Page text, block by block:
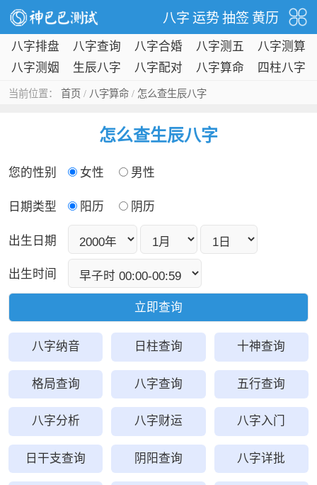
八字 运势 抽签 黄历
八字排盘 八字查询 八字合婚
八字测五
行
八字测算
八字测姻
生辰八字 八字配对 八字算命 四柱八字
当前位置： 首页 / 八字算命/ 怎么查生辰八字
怎么查生辰八字
您的性别 女性 男性
日期类型 阳历 阴历
出生日期
出生时间
八字纳音 日柱查询 十神查询
格局查询 八字查询 五行查询
八字分析 八字财运 八字入门
日干支查询 阴阳查询 八字详批